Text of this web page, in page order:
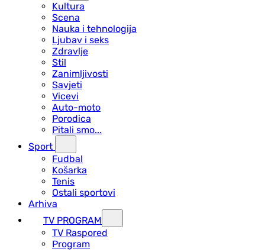
Kultura
Scena
Nauka i tehnologija
Ljubav i seks
Zdravlje
Stil
Zanimljivosti
Savjeti
Vicevi
Auto-moto
Porodica
Pitali smo...
Sport
Fudbal
Košarka
Tenis
Ostali sportovi
Arhiva
TV PROGRAM
ТV Raspored
Program